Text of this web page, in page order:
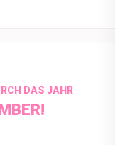
DAS JAHR